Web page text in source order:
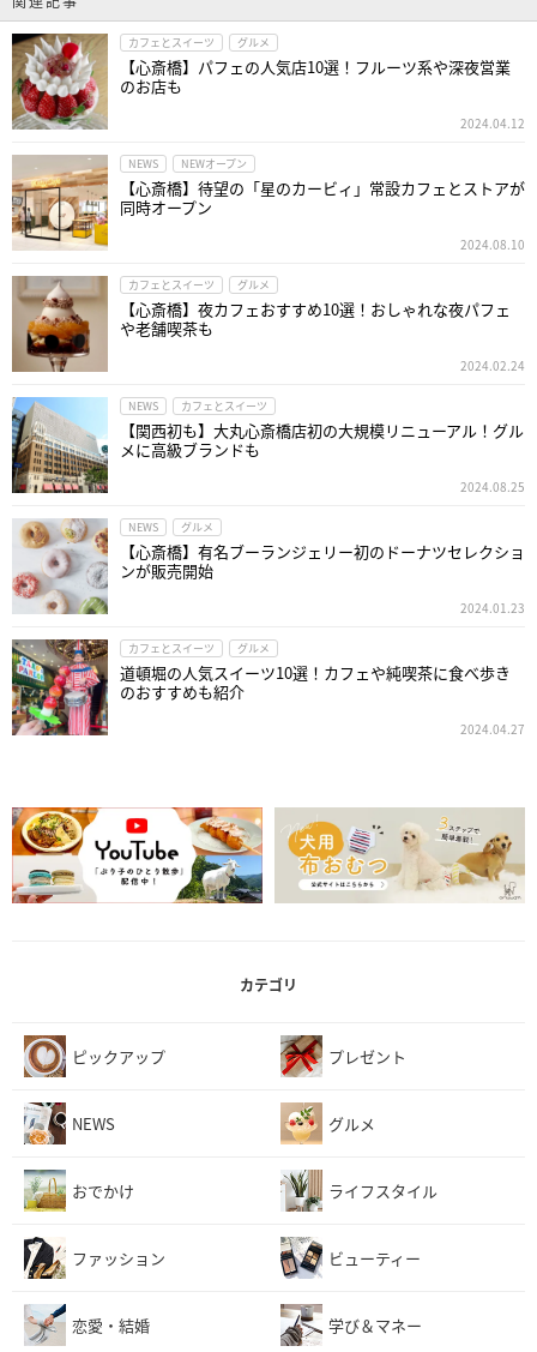
カフェとスイーツ グルメ
【心斎橋】パフェの人気店10選！フルーツ系や深夜営業
のお店も
2024.04.12
NEWS NEWオープン
【心斎橋】待望の「星のカービィ」常設カフェとストアが
同時オープン
2024.08.10
カフェとスイーツ グルメ
【心斎橋】夜カフェおすすめ10選！おしゃれな夜パフェ
や老舗喫茶も
2024.02.24
NEWS カフェとスイーツ
【関西初も】大丸心斎橋店初の大規模リニューアル！グル
メに高級ブランドも
2024.08.25
NEWS グルメ
【心斎橋】有名ブーランジェリー初のドーナツセレクショ
ンが販売開始
2024.01.23
カフェとスイーツ グルメ
道頓堀の人気スイーツ10選！カフェや純喫茶に食べ歩き
のおすすめも紹介
2024.04.27
カテゴリ
ピックアップ プレゼント
NEWS グルメ
おでかけ ライフスタイル
ファッション ビューティー
恋愛・結婚 学び＆マネー